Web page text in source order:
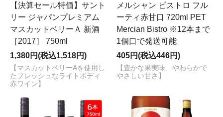
【決算セール特価】サント
リー ジャパンプレミアム
マスカットベリーＡ 新酒
［2017］ 750ml
1,380円(税込1,518円)
【マスカットベリーAを使用し
たフレッシュなライトボディ
赤ワイン】
メルシャン ビストロ フル
ーティ赤甘口 720ml PET
Mercian Bistro ※12本まで
1個口で発送可能
405円(税込446円)
【豊かな果実味、やわらかで
やさしい甘さ】